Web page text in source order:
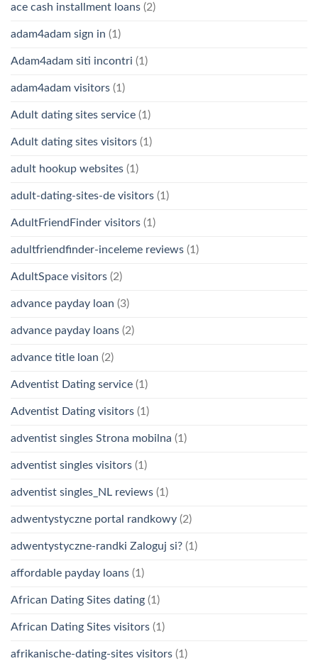
ace cash installment loans (2)
adam4adam sign in (1)
Adam4adam siti incontri (1)
adam4adam visitors (1)
Adult dating sites service (1)
Adult dating sites visitors (1)
adult hookup websites (1)
adult-dating-sites-de visitors (1)
AdultFriendFinder visitors (1)
adultfriendfinder-inceleme reviews (1)
AdultSpace visitors (2)
advance payday loan (3)
advance payday loans (2)
advance title loan (2)
Adventist Dating service (1)
Adventist Dating visitors (1)
adventist singles Strona mobilna (1)
adventist singles visitors (1)
adventist singles_NL reviews (1)
adwentystyczne portal randkowy (2)
adwentystyczne-randki Zaloguj si? (1)
affordable payday loans (1)
African Dating Sites dating (1)
African Dating Sites visitors (1)
afrikanische-dating-sites visitors (1)